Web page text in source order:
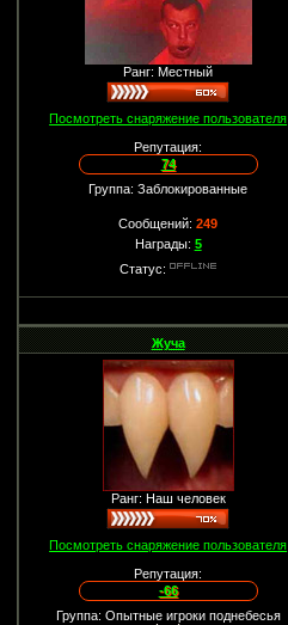
Ранг: Местный
Посмотреть снаряжение пользователя
Репутация:
74
Группа: Заблокированные
Сообщений:249
Награды: 5
Статус:
Жуча
Ранг: Наш человек
Посмотреть снаряжение пользователя
Репутация:
-66
Группа: Опытные игроки поднебесья